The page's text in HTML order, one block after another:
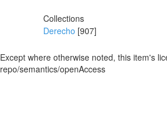
Collections
Derecho [907]
Except where otherwise noted, this item's
repo/semantics/openAccess